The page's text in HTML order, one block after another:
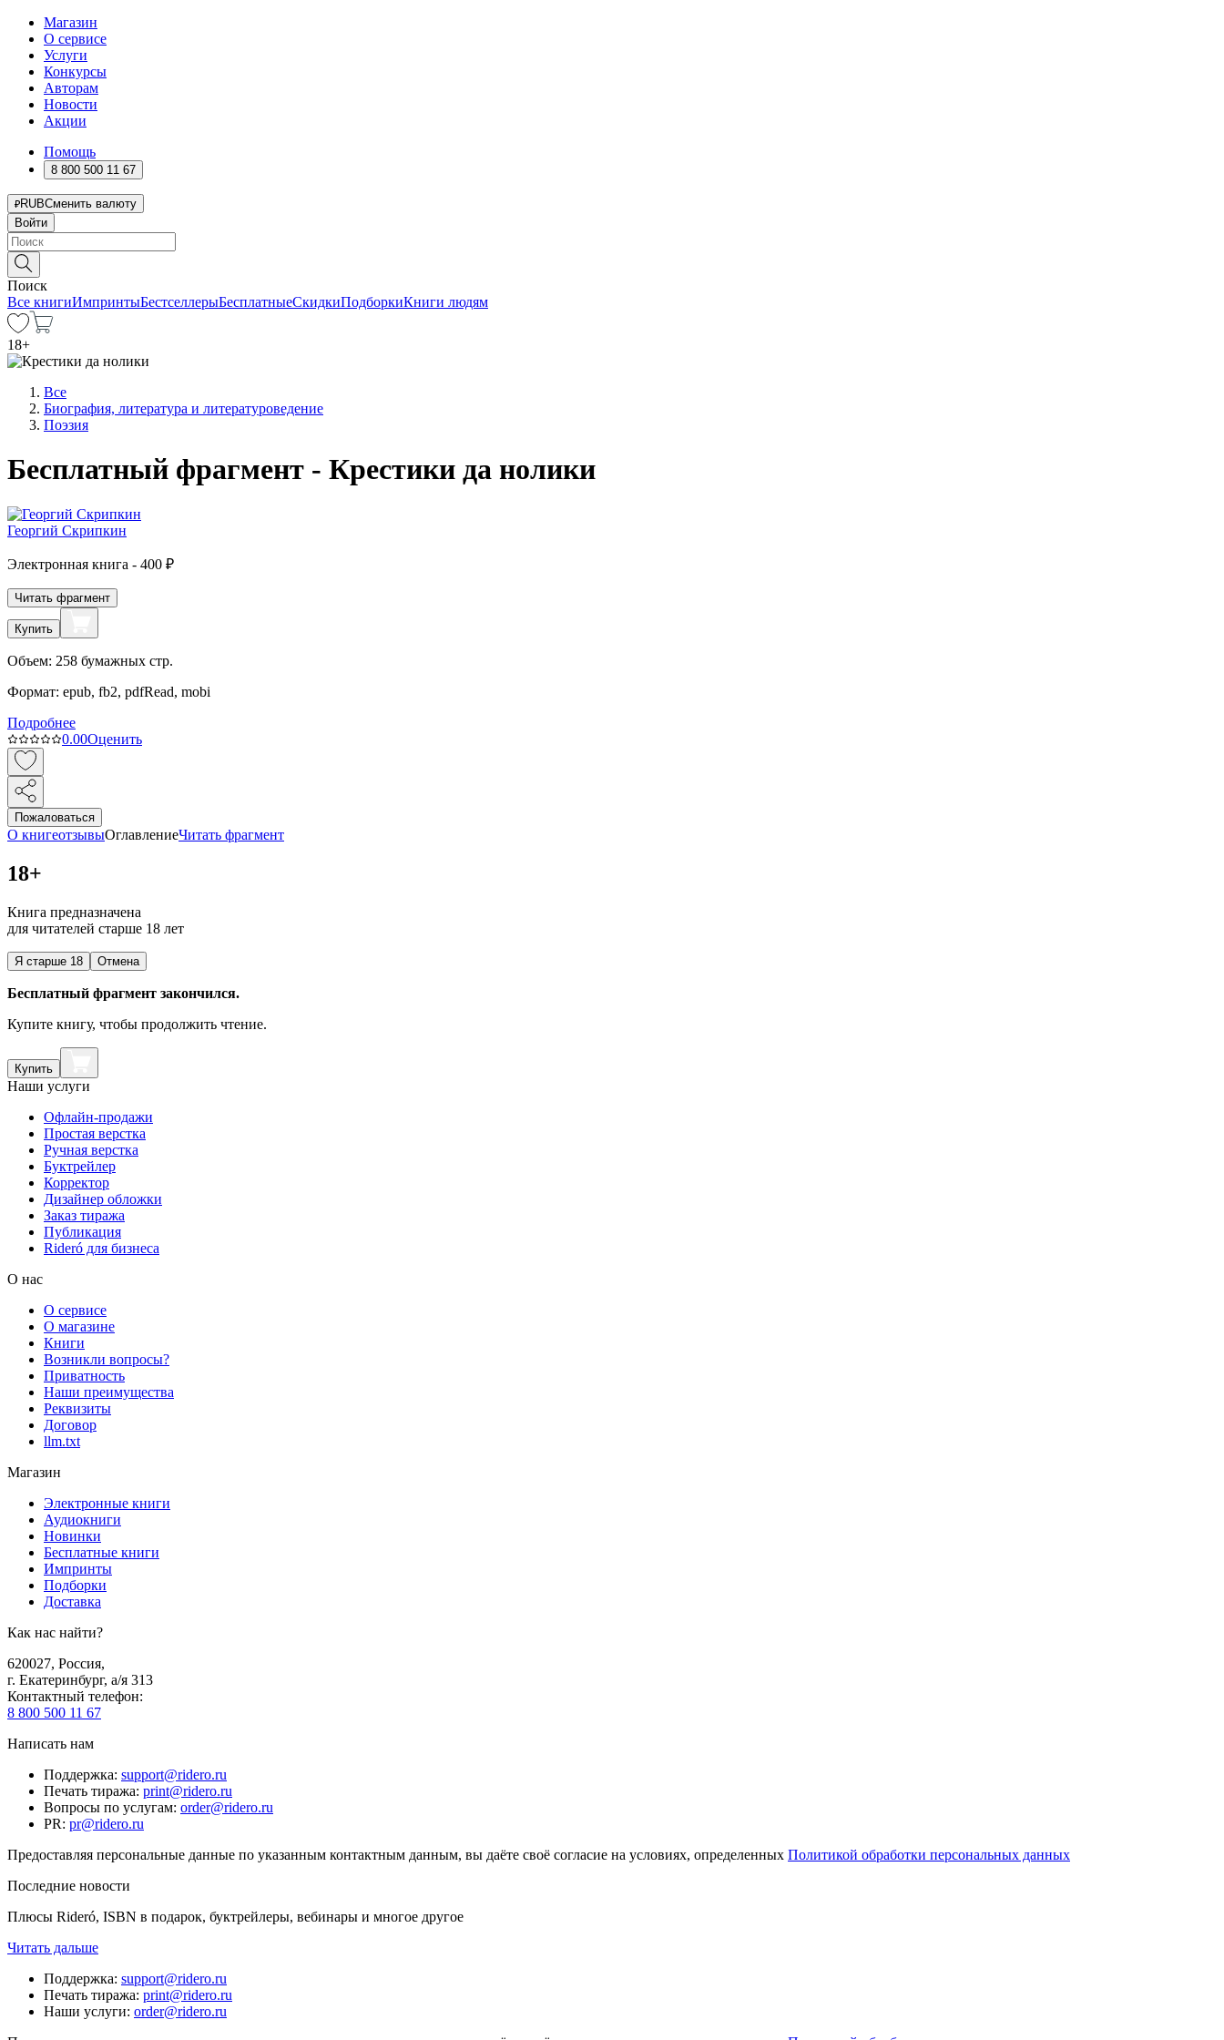
Магазин
О сервисе
Услуги
Конкурсы
Авторам
Новости
Акции
Помощь
8 800 500 11 67
RUBСменить валюту
Войти
Поиск
Все книгиИмпринтыБестселлерыБесплатныеСкидкиПодборкиКниги людям
18+
Все
Биография, литература и литературоведение
Поэзия
Бесплатный фрагмент - Крестики да нолики
Георгий Скрипкин
Электронная книга - 400 ₽
Читать фрагмент
Купить
Объем: 258 бумажных стр.
Формат: epub, fb2, pdfRead, mobi
Подробнее
0.00Оценить
Пожаловаться
О книгеотзывыОглавлениеЧитать фрагмент
18+
Книга предназначена
для читателей старше 18 лет
Я старше 18 Отмена
Бесплатный фрагмент закончился.
Купите книгу, чтобы продолжить чтение.
Купить
Наши услуги
Офлайн-продажи
Простая верстка
Ручная верстка
Буктрейлер
Корректор
Дизайнер обложки
Заказ тиража
Публикация
Rideró для бизнеса
О нас
О сервисе
О магазине
Книги
Возникли вопросы?
Приватность
Наши преимущества
Реквизиты
Договор
llm.txt
Магазин
Электронные книги
Аудиокниги
Новинки
Бесплатные книги
Импринты
Подборки
Доставка
Как нас найти?
620027, Россия,
г. Екатеринбург, а/я 313
Контактный телефон:
8 800 500 11 67
Написать нам
Поддержка: support@ridero.ru
Печать тиража: print@ridero.ru
Вопросы по услугам: order@ridero.ru
PR: pr@ridero.ru
Предоставляя персональные данные по указанным контактным данным, вы даёте своё согласие на условиях, определенных Политикой обработки персональных данных
Последние новости
Плюсы Rideró, ISBN в подарок, буктрейлеры, вебинары и многое другое
Читать дальше
Поддержка: support@ridero.ru
Печать тиража: print@ridero.ru
Наши услуги: order@ridero.ru